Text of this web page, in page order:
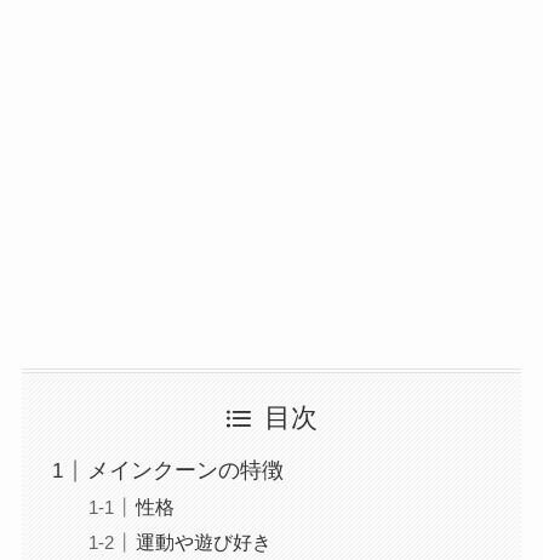
目次
メインクーンの特徴
性格
運動や遊び好き